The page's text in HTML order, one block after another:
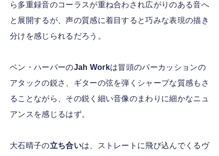
ら多重録音のコーラスが重ね合わされ広がりのある音へ
と展開するが、声の質感に着目すると巧みな表現の描き
分けを感じられるだろう。
ベン・ハーパーのJah Workは冒頭のパーカッションの
アタックの鋭さ、ギターの弦を弾くシャープな質感もさ
ることながら、その鋭く細い音像のまわりに細かなニュ
アンスを感じるはず。
大石晴子の立ち合いは、ストレートに飛び込んでくるヴ